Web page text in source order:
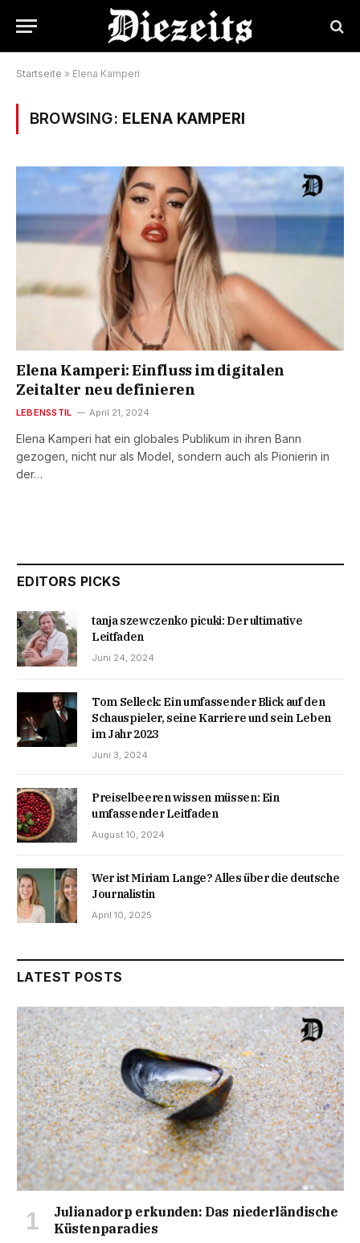
Startseite » Elena Kamperi
BROWSING: ELENA KAMPERI
Elena Kamperi: Einfluss im digitalen
Zeitalter neu definieren
LEBENSSTIL April 21, 2024
Elena Kamperi hat ein globales Publikum in ihren Bann
gezogen, nicht nur als Model, sondern auch als Pionierin in
der…
EDITORS PICKS
tanja szewczenko picuki: Der ultimative
Leitfaden
Juni 24, 2024
Tom Selleck: Ein umfassender Blick auf den
Schauspieler, seine Karriere und sein Leben
im Jahr 2023
Juni 3, 2024
Preiselbeeren wissen müssen: Ein
umfassender Leitfaden
August 10, 2024
Wer ist Miriam Lange? Alles über die deutsche
Journalistin
April 10, 2025
LATEST POSTS
Julianadorp erkunden: Das niederländische
Küstenparadies